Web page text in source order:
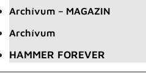
Archívum – MAGAZIN
Archívum
HAMMER FOREVER